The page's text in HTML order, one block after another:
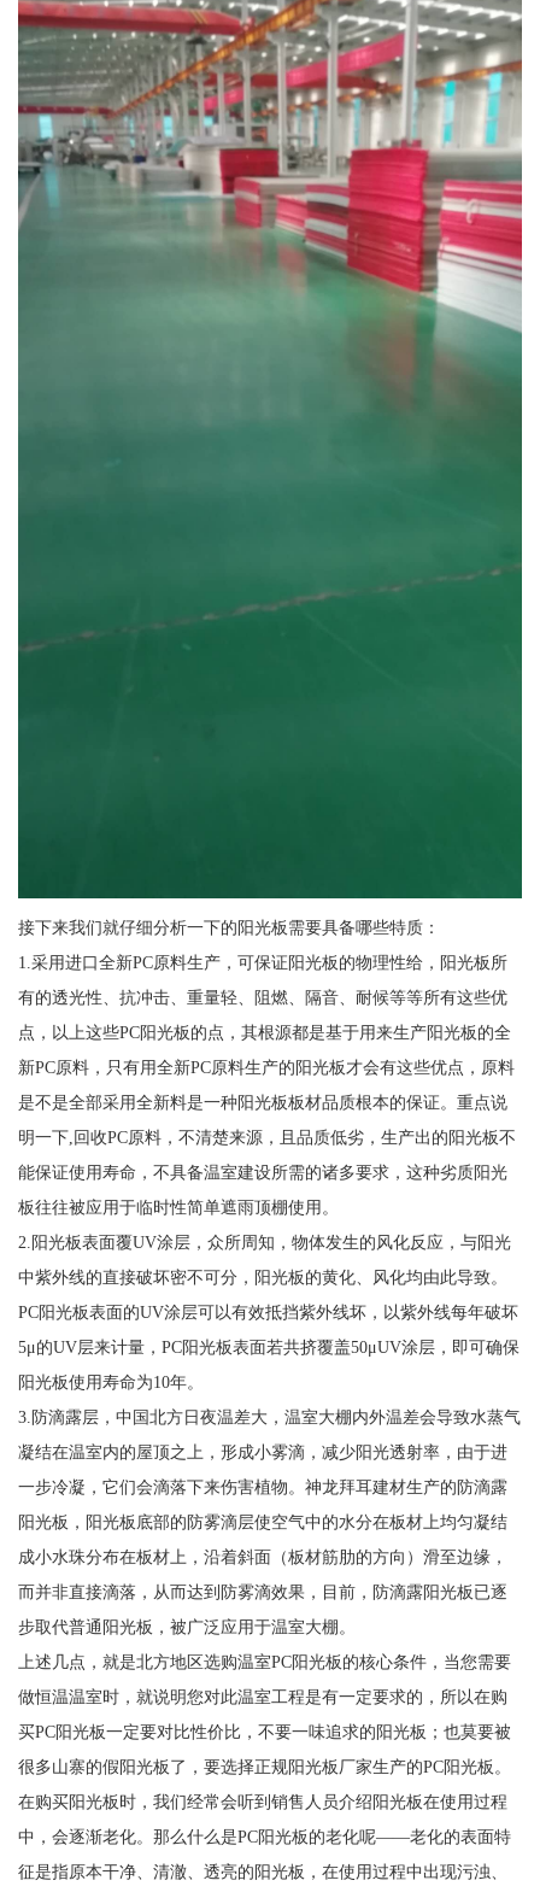
接下来我们就仔细分析一下的阳光板需要具备哪些特质：
1.采用进口全新PC原料生产，可保证阳光板的物理性给，阳光板所
有的透光性、抗冲击、重量轻、阻燃、隔音、耐候等等所有这些优
点，以上这些PC阳光板的点，其根源都是基于用来生产阳光板的全
新PC原料，只有用全新PC原料生产的阳光板才会有这些优点，原料
是不是全部采用全新料是一种阳光板板材品质根本的保证。重点说
明一下,回收PC原料，不清楚来源，且品质低劣，生产出的阳光板不
能保证使用寿命，不具备温室建设所需的诸多要求，这种劣质阳光
板往往被应用于临时性简单遮雨顶棚使用。
2.阳光板表面覆UV涂层，众所周知，物体发生的风化反应，与阳光
中紫外线的直接破坏密不可分，阳光板的黄化、风化均由此导致。
PC阳光板表面的UV涂层可以有效抵挡紫外线坏，以紫外线每年破坏
5μ的UV层来计量，PC阳光板表面若共挤覆盖50μUV涂层，即可确保
阳光板使用寿命为10年。
3.防滴露层，中国北方日夜温差大，温室大棚内外温差会导致水蒸气
凝结在温室内的屋顶之上，形成小雾滴，减少阳光透射率，由于进
一步冷凝，它们会滴落下来伤害植物。神龙拜耳建材生产的防滴露
阳光板，阳光板底部的防雾滴层使空气中的水分在板材上均匀凝结
成小水珠分布在板材上，沿着斜面（板材筋肋的方向）滑至边缘，
而并非直接滴落，从而达到防雾滴效果，目前，防滴露阳光板已逐
步取代普通阳光板，被广泛应用于温室大棚。
上述几点，就是北方地区选购温室PC阳光板的核心条件，当您需要
做恒温温室时，就说明您对此温室工程是有一定要求的，所以在购
买PC阳光板一定要对比性价比，不要一味追求的阳光板；也莫要被
很多山寨的假阳光板了，要选择正规阳光板厂家生产的PC阳光板。
在购买阳光板时，我们经常会听到销售人员介绍阳光板在使用过程
中，会逐渐老化。那么什么是PC阳光板的老化呢——老化的表面特
征是指原本干净、清澈、透亮的阳光板，在使用过程中出现污浊、